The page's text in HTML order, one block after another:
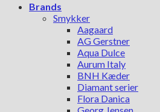
Brands
Smykker
Aagaard
AG Gerstner
Aqua Dulce
Aurum Italy
BNH Kæder
Diamant serier
Flora Danica